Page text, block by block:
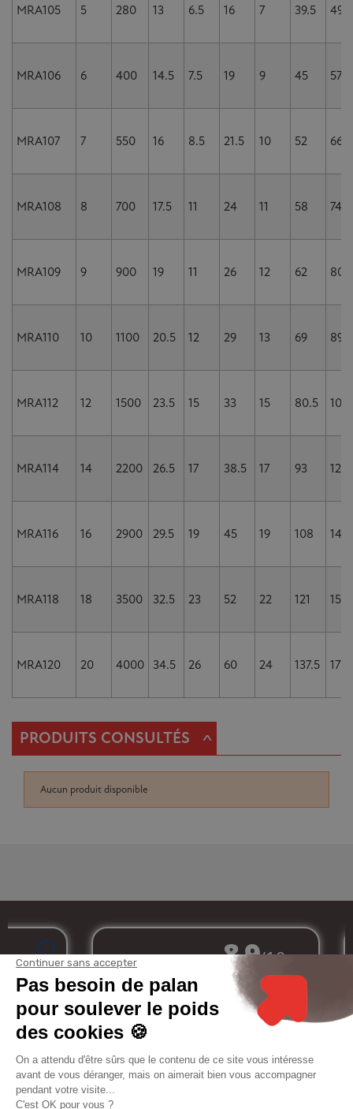
MRA105 5 280 13 6.5 16 7 39.5 49.5
MRA106 6 400 14.5 7.5 19 9 45 57
MRA107 7 550 16 8.5 21.5 10 52 66
MRA108 8 700 17.5 11 24 11 58 74
MRA109 9 900 19 11 26 12 62 80
MRA110 10 1100 20.5 12 29 13 69 89
MRA112 12 1500 23.5 15 33 15 80.5
MRA114 14 2200 26.5 17 38.5 17 93 121
MRA116 16 2900 29.5 19 45 19 108 140
MRA118 18 3500 32.5 23 52 22 121 157
MRA120 20 4000 34.5 26 60 24 137.5
PRODUITS CONSULTÉS ^
Aucun produit disponible